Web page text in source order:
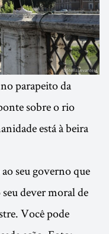
parapeito da
sobre o rio
está à beira
seu governo que
dever moral de
Você pode